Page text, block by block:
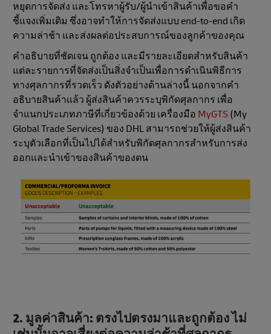
หยุดการจัดส่ง และโทรหาผู้รับ/ผู้นําเข้าสินค้าเพื่อขอคํา
ชี้แจงเพิ่มเติม ซึ่งอาจทําให้การจัดส่งแบบ end-to-end เกิด
ความล่าช้า และส่งผลต่อประสบการณ์ของลูกค้าของคุณ
คําอธิบายที่ชัดเจน ถูกต้อง และมีรายละเอียดสำหรับสินค้า
แต่ละรายการที่จัดส่งเป็นสิ่งจำเป็นเพื่อการดำเนินพิธีการ
ทางศุลกากรที่รวดเร็ว ดังตัวอย่างด้านล่างนี้ นอกจากคํา
อธิบายสินค้าแล้ว ผู้ส่งสินค้าควรระบุพิกัดศุลกากร เพื่อ
จําแนกประเภทภาษีที่เกี่ยวข้องด้วย เครื่องมือ MyGTS (My
Global Trade Services) ของ DHL สามารถช่วยให้ผู้ส่งสินค้า
ระบุตัวเลือกที่เป็นไปได้สําหรับพิกัดศุลกากรสำหรับการส่ง
ออกและนําเข้าของสินค้าของตน
2. มูลค่าสินค้า: ตรงไปตรงมาและถูกต้อง ไม่